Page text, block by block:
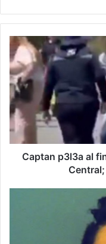
Captan
p3l3a
al
finalizar
graduación
en
el
Parque
Central;
videoCaptan p3l3a al